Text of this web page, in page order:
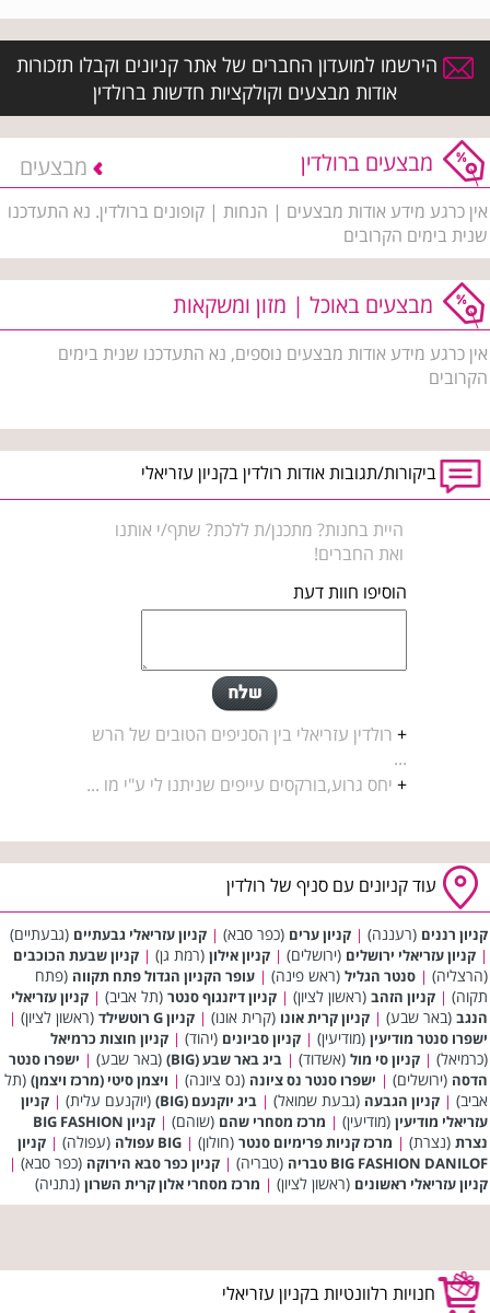
הירשמו למועדון החברים של אתר קניונים וקבלו תזכורות
אודות מבצעים וקולקציות חדשות ברולדין
מבצעים ברולדין מבצעים
אין כרגע מידע אודות מבצעים | הנחות | קופונים ברולדין. נא התעדכנו
שנית בימים הקרובים
מבצעים באוכל | מזון ומשקאות
אין כרגע מידע אודות מבצעים נוספים, נא התעדכנו שנית בימים
הקרובים
ביקורות/תגובות אודות רולדין בקניון עזריאלי
היית בחנות? מתכנן/ת ללכת? שתף/י אותנו
ואת החברים!
הוסיפו חוות דעת
+ רולדין עזריאלי בין הסניפים הטובים של הרש
...
+ יחס גרוע,בורקסים עייפים שניתנו לי ע"י מו ...
עוד קניונים עם סניף של רולדין
קניון רננים (רעננה) | קניון ערים (כפר סבא) | קניון עזריאלי גבעתיים (גבעתיים)
| קניון עזריאלי ירושלים (ירושלים) | קניון אילון (רמת גן) | קניון שבעת הכוכבים
(הרצליה) | סנטר הגליל (ראש פינה) | עופר הקניון הגדול פתח תקווה (פתח
תקוה) | קניון הזהב (ראשון לציון) | קניון דיזנגוף סנטר (תל אביב) | קניון עזריאלי
הנגב (באר שבע) | קניון קרית אונו (קרית אונו) | קניון G רוטשילד (ראשון לציון) |
ישפרו סנטר מודיעין (מודיעין) | קניון סביונים (יהוד) | קניון חוצות כרמיאל
(כרמיאל) | קניון סי מול (אשדוד) | ביג באר שבע (BIG) (באר שבע) | ישפרו סנטר
הדסה (ירושלים) | ישפרו סנטר נס ציונה (נס ציונה) | ויצמן סיטי (מרכז ויצמן) (תל
אביב) | קניון הגבעה (גבעת שמואל) | ביג יוקנעם (BIG) (יוקנעם עלית) | קניון
עזריאלי מודיעין (מודיעין) | מרכז מסחרי שהם (שוהם) |
קניון BIG FASHION
נצרת (נצרת) | מרכז קניות פרימיום סנטר (חולון) | BIG עפולה (עפולה) | קניון
BIG FASHION DANILOF טבריה
(טבריה) | קניון כפר סבא הירוקה (כפר סבא) |
קניון עזריאלי ראשונים (ראשון לציון) | מרכז מסחרי אלון קרית השרון (נתניה)
חנויות רלוונטיות בקניון עזריאלי